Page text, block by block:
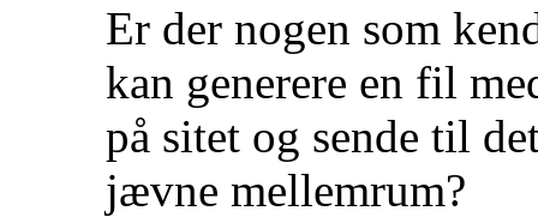
Er der nogen som
kan generere en fil
på sitet og sende til
jævne mellemrum?